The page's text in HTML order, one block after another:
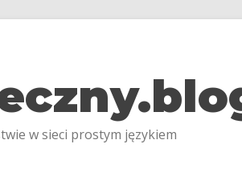
w sieci prostym językiem